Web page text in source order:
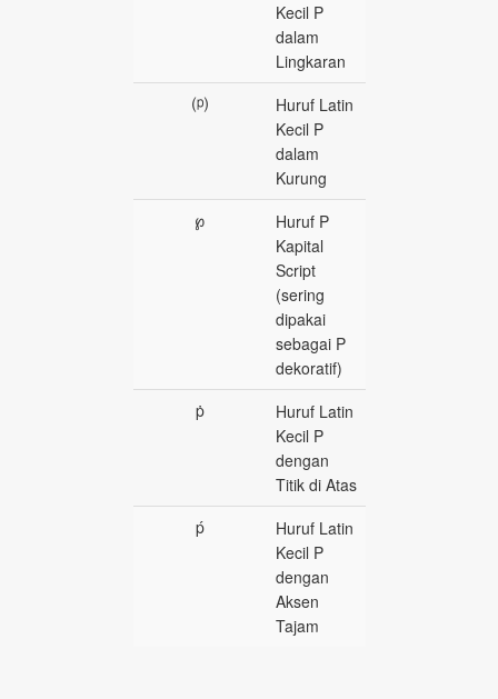
Kecil P
dalam
Lingkaran
⒫
Huruf Latin
Kecil P
dalam
Kurung
℘
Huruf P
Kapital
Script
(sering
dipakai
sebagai P
dekoratif)
ṗ
Huruf Latin
Kecil P
dengan
Titik di Atas
ṕ
Huruf Latin
Kecil P
dengan
Aksen
Tajam